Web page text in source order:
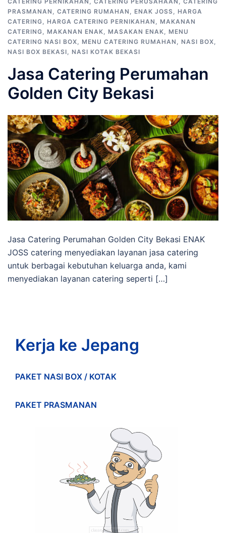
PRASMANAN , CATERING RUMAHAN , ENAK JOSS, HARGA
CATERING, HARGA CATERING PERNIKAHAN , MAKANAN
CATERING, MAKANAN ENAK, MASAKAN ENAK, MENU
CATERING NASI BOX, MENU CATERING RUMAHAN , NASI BOX,
NASI BOX BEKASI, NASI KOTAK BEKASI
Jasa Catering Perumahan
Golden City Bekasi
Jasa Catering Perumahan Golden City Bekasi ENAK
JOSS catering menyediakan layanan jasa catering
untuk berbagai kebutuhan keluarga anda, kami
menyediakan layanan catering seperti […]
Kerja ke Jepang
PAKET NASI BOX / KOTAK
PAKET PRASMANAN